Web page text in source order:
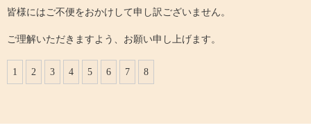
皆様にはご不便をおかけして申し訳ございません。
ご理解いただきますよう、お願い申し上げます。
1 2 3 4 5 6 7 8